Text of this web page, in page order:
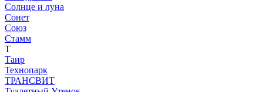
Солнце и луна
Сонет
Союз
Стамм
Т
Таир
Технопарк
ТРАНСВИТ